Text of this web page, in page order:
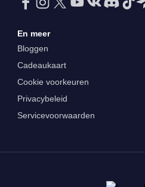
En meer
Bloggen
Cadeaukaart
Cookie voorkeuren
Privacybeleid
Servicevoorwaarden